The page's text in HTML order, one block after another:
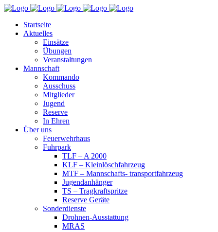
Startseite
Aktuelles
Einsätze
Übungen
Veranstaltungen
Mannschaft
Kommando
Ausschuss
Mitglieder
Jugend
Reserve
In Ehren
Über uns
Feuerwehrhaus
Fuhrpark
TLF – A 2000
KLF – Kleinlöschfahrzeug
MTF – Mannschafts- transportfahrzeug
Jugendanhänger
TS – Tragkraftspritze
Reserve Geräte
Sonderdienste
Drohnen-Ausstattung
MRAS